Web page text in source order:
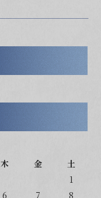
木 金 土
1
6 7
8